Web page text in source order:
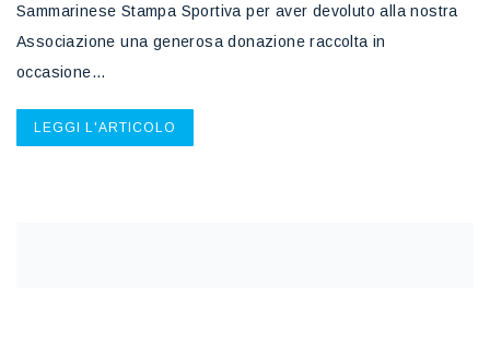
Sammarinese Stampa Sportiva per aver devoluto alla nostra
Associazione una generosa donazione raccolta in
occasione…
LEGGI L'ARTICOLO